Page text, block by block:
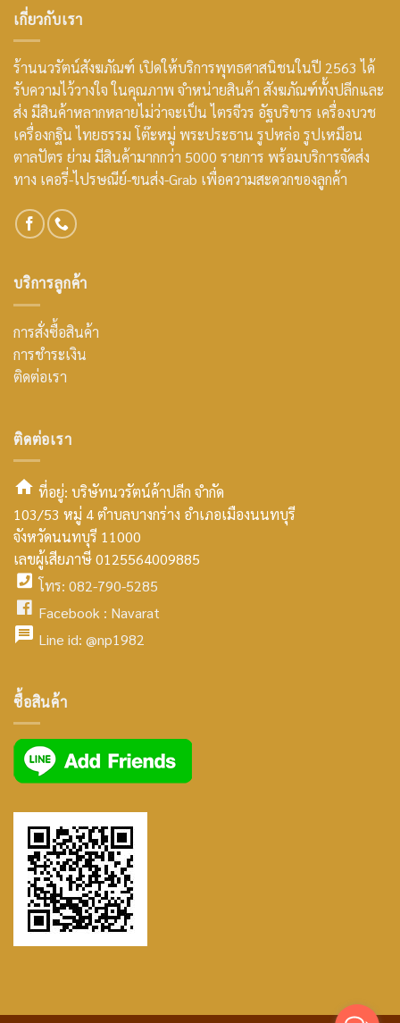
เกี่ยวกับเรา
ร้านนวรัตน์สังฆภัณฑ์ เปิดให้บริการพุทธศาสนิชนในปี 2563 ได้
รับความไว้วางใจ ในคุณภาพ จำหน่ายสินค้า สังฆภัณฑ์ทั้งปลีกและ
ส่ง มีสินค้าหลากหลายไม่ว่าจะเป็น ไตรจีวร อัฐบริขาร เครื่องบวช
เครื่องกฐิน ไทยธรรม โต๊ะหมู่ พระประธาน รูปหล่อ รูปเหมือน
ตาลปัตร ย่าม มีสินค้ามากกว่า 5000 รายการ พร้อมบริการจัดส่ง
ทาง เคอรี่-ไปรษณีย์-ขนส่ง-Grab เพื่อความสะดวกของลูกค้า
บริการลูกค้า
การสั่งซื้อสินค้า
การชำระเงิน
ติดต่อเรา
ติดต่อเรา
smt2
home
icon
ที่อยู่: บริษัทนวรัตน์ค้าปลีก จำกัด
103/53 หมู่ 4 ตำบลบางกร่าง อำเภอเมืองนนทบุรี
จังหวัดนนทบุรี 11000
เลขผู้เสียภาษี 0125564009885
facebook
icon
โทร: 082-790-5285
facebook
Facebook : Navarat
icon
Line id: @np1982
ซื้อสินค้า